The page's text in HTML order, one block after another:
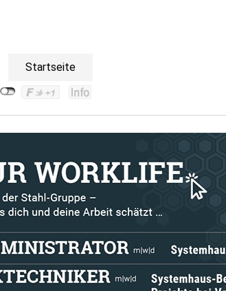
Startseite